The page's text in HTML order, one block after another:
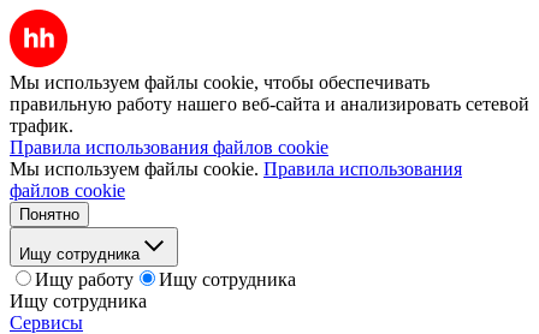
Мы используем файлы cookie, чтобы обеспечивать
правильную работу нашего веб-сайта и анализировать сетевой
трафик.
Правила использования файлов cookie
Мы используем файлы cookie. Правила использования
файлов cookie
Понятно
Ищу сотрудника
Ищу работу
Ищу сотрудника
Ищу сотрудника
Сервисы